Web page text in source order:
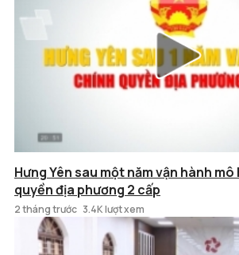
Hưng Yên sau một năm vận hành
quyền địa phương 2 cấp
2 tháng trước 3.4K lượt xem